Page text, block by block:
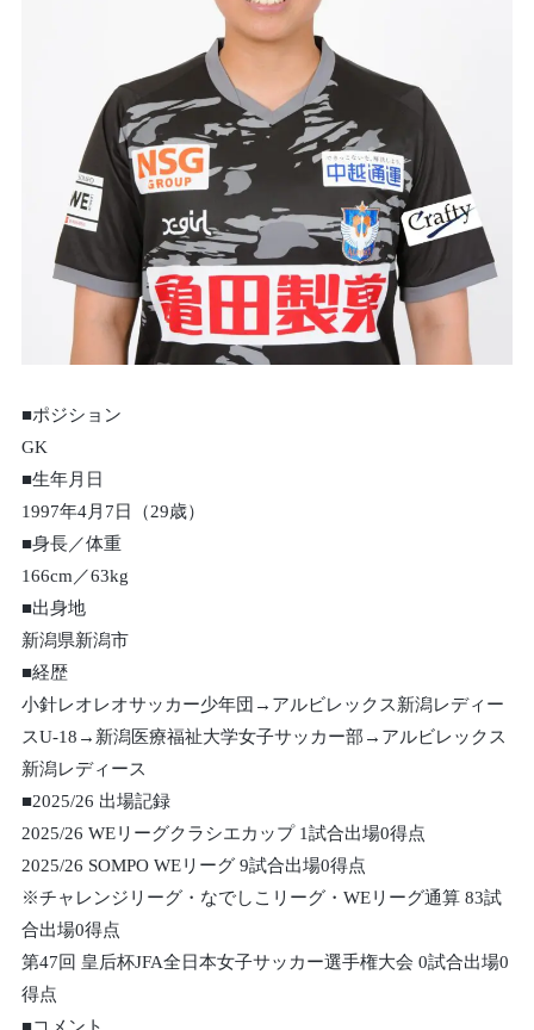
■ポジション
GK
■生年月日
1997年4月7日（29歳）
■身長／体重
166cm／63kg
■出身地
新潟県新潟市
■経歴
小針レオレオサッカー少年団→アルビレックス新潟レディー
スU-18→新潟医療福祉大学女子サッカー部→アルビレックス
新潟レディース
■2025/26 出場記録
2025/26 WEリーグクラシエカップ 1試合出場0得点
2025/26 SOMPO WEリーグ 9試合出場0得点
※チャレンジリーグ・なでしこリーグ・WEリーグ通算 83試
合出場0得点
第47回 皇后杯JFA全日本女子サッカー選手権大会 0試合出場0
得点